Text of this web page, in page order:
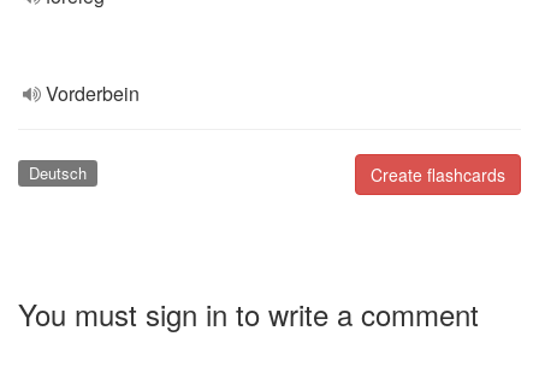
Vorderbein
Create flashcards
Deutsch
You must sign in to write a comment